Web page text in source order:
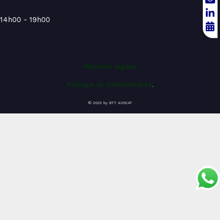
14h00 - 19h00
Mentions légales
Politique de confidentialité.
© 2026 by BTT AVOCAT